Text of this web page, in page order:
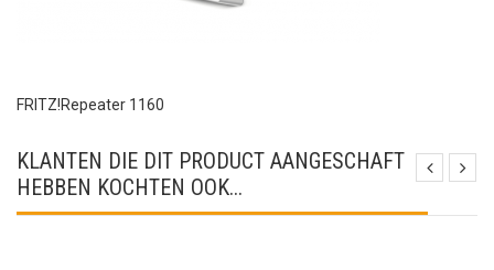
FRITZ!Repeater 1160
KLANTEN DIE DIT PRODUCT AANGESCHAFT
HEBBEN KOCHTEN OOK...